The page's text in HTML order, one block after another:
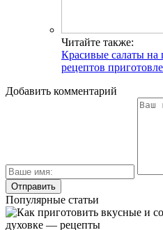
Читайте также:
Красивые салаты на
рецептов
Добавить комментарий
Популярные статьи